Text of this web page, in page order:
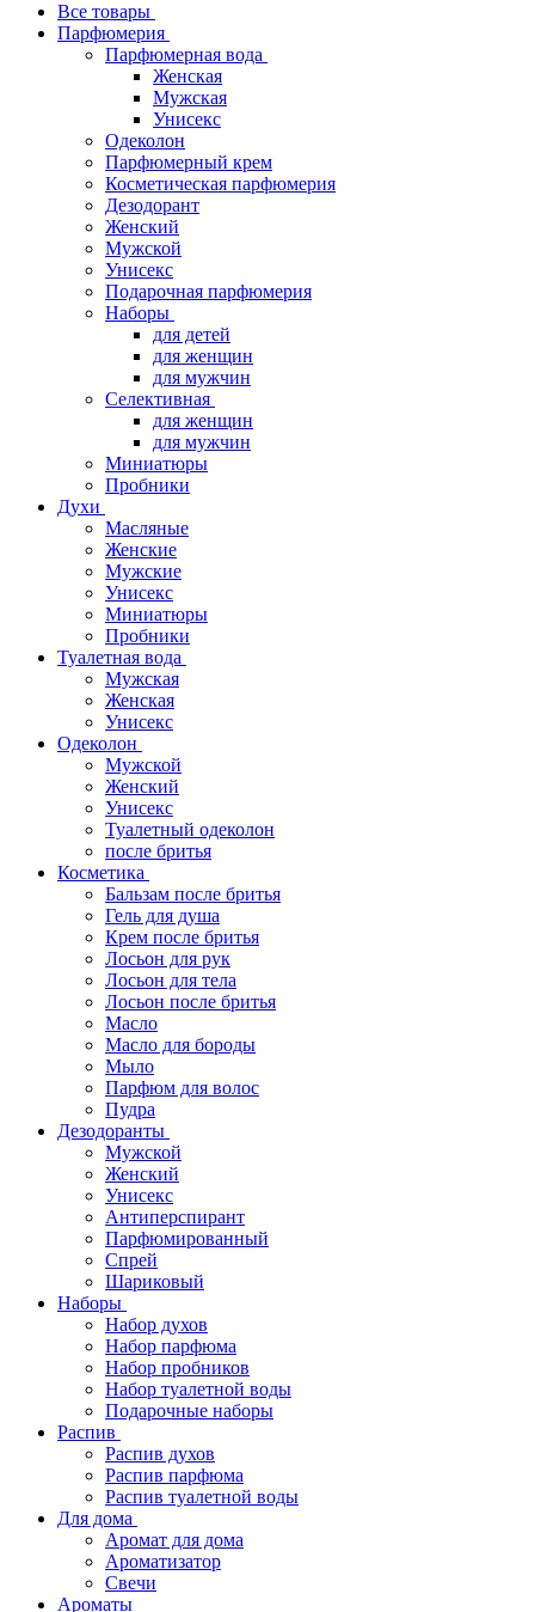
Все товары
Парфюмерия
Парфюмерная вода
Женская
Мужская
Унисекс
Одеколон
Парфюмерный крем
Косметическая парфюмерия
Дезодорант
Женский
Мужской
Унисекс
Подарочная парфюмерия
Наборы
для детей
для женщин
для мужчин
Селективная
для женщин
для мужчин
Миниатюры
Пробники
Духи
Масляные
Женские
Мужские
Унисекс
Миниатюры
Пробники
Туалетная вода
Мужская
Женская
Унисекс
Одеколон
Мужской
Женский
Унисекс
Туалетный одеколон
после бритья
Косметика
Бальзам после бритья
Гель для душа
Крем после бритья
Лосьон для рук
Лосьон для тела
Лосьон после бритья
Масло
Масло для бороды
Мыло
Парфюм для волос
Пудра
Дезодоранты
Мужской
Женский
Унисекс
Антиперспирант
Парфюмированный
Спрей
Шариковый
Наборы
Набор духов
Набор парфюма
Набор пробников
Набор туалетной воды
Подарочные наборы
Распив
Распив духов
Распив парфюма
Распив туалетной воды
Для дома
Аромат для дома
Ароматизатор
Свечи
Ароматы